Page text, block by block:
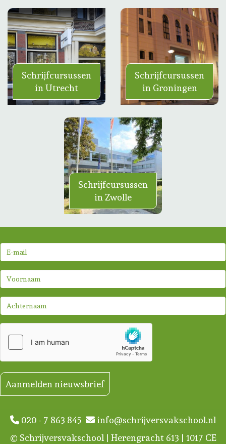
Schrijfcursussen
in Utrecht
Schrijfcursussen
in Groningen
Schrijfcursussen
in Zwolle
Aanmelden nieuwsbrief
020 - 7 863 845
info@schrijversvakschool.nl
© Schrijversvakschool | Herengracht 613 | 1017 CE